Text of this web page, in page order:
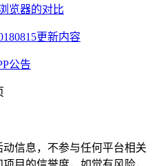
览器的对比
更新内容
公告
信息，不参与任何平台相关